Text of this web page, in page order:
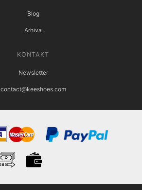
Blog
Arhiva
KONTAKT
Newsletter
contact@keeshoes.com